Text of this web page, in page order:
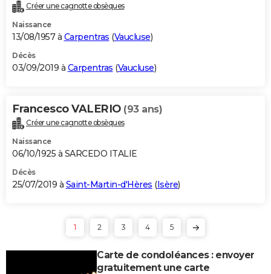
Créer une cagnotte obsèques
Naissance
13/08/1957 à Carpentras (Vaucluse)
Décès
03/09/2019 à Carpentras (Vaucluse)
Francesco VALERIO (93 ans)
Créer une cagnotte obsèques
Naissance
06/10/1925 à SARCEDO ITALIE
Décès
25/07/2019 à Saint-Martin-d'Hères (Isère)
1 2 3 4 5
Carte de condoléances : envoyer
gratuitement une carte